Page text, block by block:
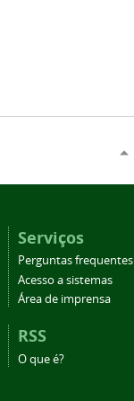
Serviços
Perguntas frequentes
Acesso a sistemas
Área de imprensa
RSS
O que é?